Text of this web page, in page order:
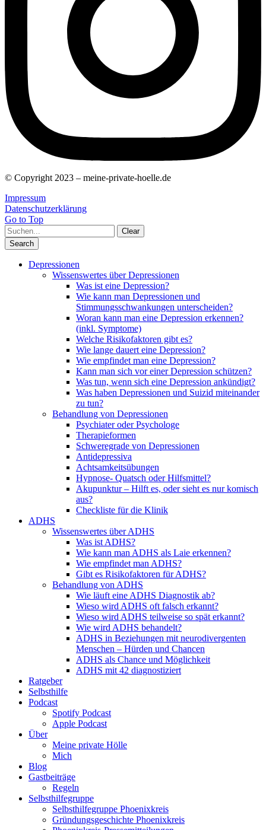
© Copyright 2023 – meine-private-hoelle.de
Impressum
Datenschutzerklärung
Go to Top
Clear
Search
Depressionen
Wissenswertes über Depressionen
Was ist eine Depression?
Wie kann man Depressionen und
Stimmungsschwankungen unterscheiden?
Woran kann man eine Depression erkennen?
(inkl. Symptome)
Welche Risikofaktoren gibt es?
Wie lange dauert eine Depression?
Wie empfindet man eine Depression?
Kann man sich vor einer Depression schützen?
Was tun, wenn sich eine Depression ankündigt?
Was haben Depressionen und Suizid miteinander
zu tun?
Behandlung von Depressionen
Psychiater oder Psychologe
Therapieformen
Schweregrade von Depressionen
Antidepressiva
Achtsamkeitsübungen
Hypnose- Quatsch oder Hilfsmittel?
Akupunktur – Hilft es, oder sieht es nur komisch
aus?
Checkliste für die Klinik
ADHS
Wissenswertes über ADHS
Was ist ADHS?
Wie kann man ADHS als Laie erkennen?
Wie empfindet man ADHS?
Gibt es Risikofaktoren für ADHS?
Behandlung von ADHS
Wie läuft eine ADHS Diagnostik ab?
Wieso wird ADHS oft falsch erkannt?
Wieso wird ADHS teilweise so spät erkannt?
Wie wird ADHS behandelt?
ADHS in Beziehungen mit neurodivergenten
Menschen – Hürden und Chancen
ADHS als Chance und Möglichkeit
ADHS mit 42 diagnostiziert
Ratgeber
Selbsthilfe
Podcast
Spotify Podcast
Apple Podcast
Über
Meine private Hölle
Mich
Blog
Gastbeiträge
Regeln
Selbsthilfegruppe
Selbsthilfegruppe Phoenixkreis
Gründungsgeschichte Phoenixkreis